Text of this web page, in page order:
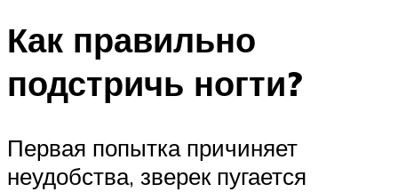
Как правильно
подстричь ногти?
Первая попытка причиняет
неудобства, зверек пугается